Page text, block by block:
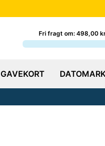
Fri fragt om: 498,00
GAVEKORT